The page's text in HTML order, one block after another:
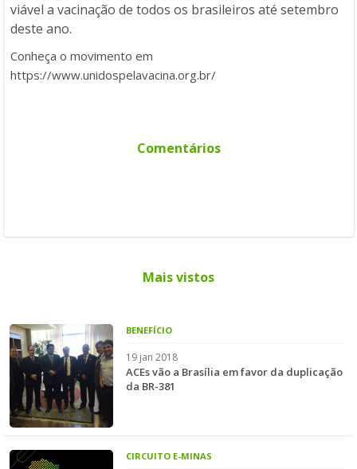
viável a vacinação de todos os brasileiros até setembro
deste ano.
Conheça o movimento em
https://www.unidospelavacina.org.br/
Comentários
Mais vistos
BENEFÍCIO
19 jan 2018
ACEs vão a Brasília em favor da duplicação
da BR-381
CIRCUITO E-MINAS